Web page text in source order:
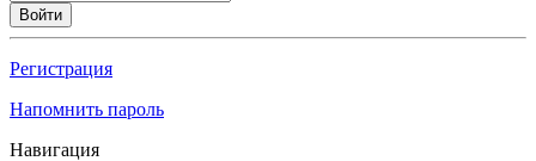
Войти
Регистрация
Напомнить пароль
Навигация